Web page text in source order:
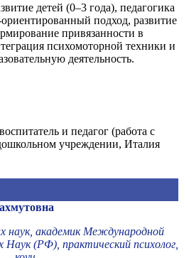
детей (0–3 года), педагогика
ориентированный подход, развитие
привязанности в
психомоторной техники и
деятельность.
и педагог (работа с
учреждении, Италия
наук, академик Международной
Наук (РФ), практический психолог,